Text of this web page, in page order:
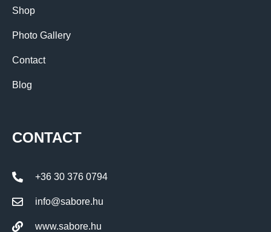
Shop
Photo Gallery
Contact
Blog
CONTACT
+36 30 376 0794
info@sabore.hu
www.sabore.hu